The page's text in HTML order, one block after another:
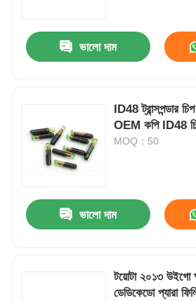
ভালো দাম
ID48 ট্রান্সপন্ডার
OEM কপি ID48
MOQ：50
ভালো দাম
টয়োটা ২০১৩
ডেডিকেডো প্যারা